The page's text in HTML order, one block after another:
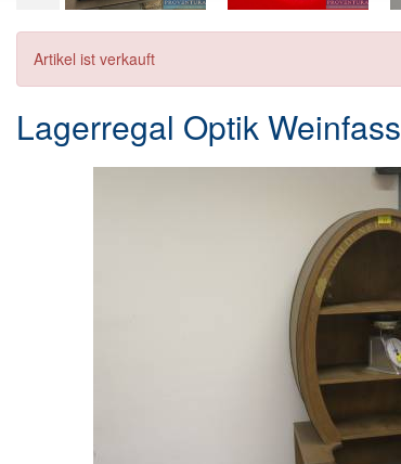
Artikel ist verkauft
Lagerregal Optik Weinfass